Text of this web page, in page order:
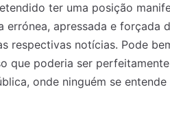
ter uma posição
apressada e forçada
respectivas notícias. Pode
que poderia ser
onde ninguém se